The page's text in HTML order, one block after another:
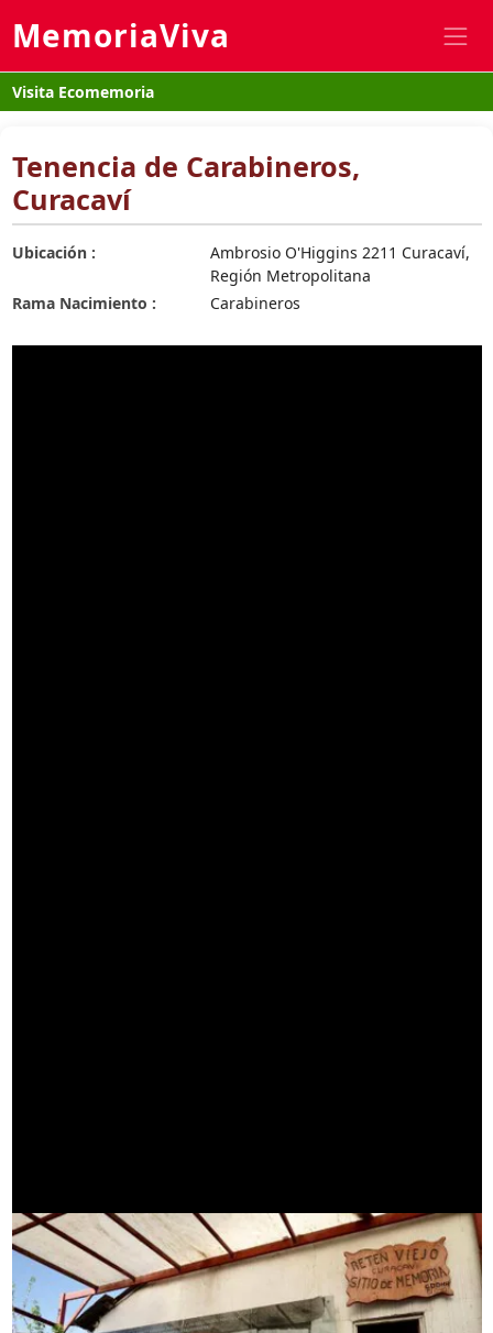
MemoriaViva
Visita Ecomemoria
Tenencia de Carabineros,
Curacaví
Ubicación :
Ambrosio O'Higgins 2211 Curacaví,
Región Metropolitana
Rama Nacimiento :
Carabineros